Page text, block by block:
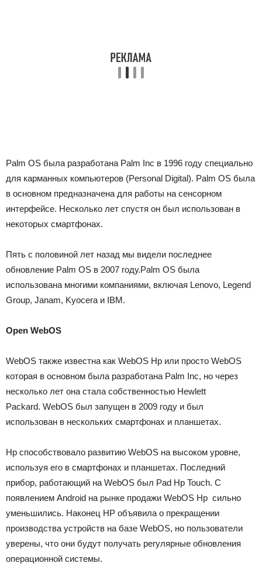
Palm OS была разработана Palm Inc в 1996 году специально
для карманных компьютеров (Personal Digital). Palm OS была
в основном предназначена для работы на сенсорном
интерфейсе. Несколько лет спустя он был использован в
некоторых смартфонах.
Пять с половиной лет назад мы видели последнее
обновление Palm OS в 2007 году.Palm OS была
использована многими компаниями, включая Lenovo, Legend
Group, Janam, Kyocera и IBM.
Open WebOS
WebOS также известна как WebOS Hp или просто WebOS
которая в основном была разработана Palm Inc, но через
несколько лет она стала собственностью Hewlett
Packard. WebOS был запущен в 2009 году и был
использован в нескольких смартфонах и планшетах.
Hp способствовало развитию WebOS на высоком уровне,
используя его в смартфонах и планшетах. Последний
прибор, работающий на WebOS был Pad Hp Touch. С
появлением Android на рынке продажи WebOS Hp сильно
уменьшились. Наконец НР объявила о прекращении
производства устройств на базе WebOS, но пользователи
уверены, что они будут получать регулярные обновления
операционной системы.